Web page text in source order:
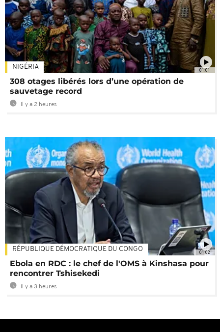
01:01
NIGÉRIA
308 otages libérés lors d’une opération de
sauvetage record
Il y a 2 heures
01:02
RÉPUBLIQUE DÉMOCRATIQUE DU CONGO
Ebola en RDC : le chef de l'OMS à Kinshasa pour
rencontrer Tshisekedi
Il y a 3 heures